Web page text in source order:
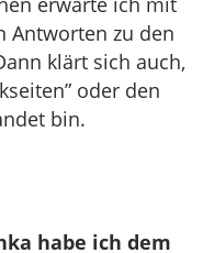
Antworten zu den
klärt sich auch,
oder den
bin.
habe ich dem